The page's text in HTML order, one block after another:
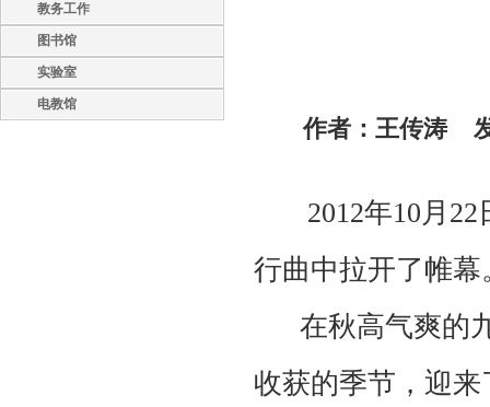
教务工作
图书馆
实验室
电教馆
作者：王传涛
2012年10月22
行曲中拉开了帷幕
在秋高气爽的九
收获的季节，迎